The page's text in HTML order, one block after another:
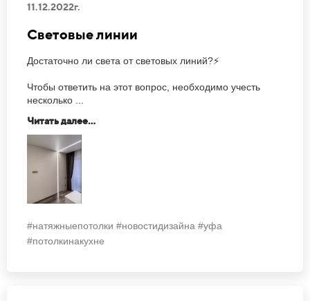
11.12.2022г.
Световые линии
Достаточно ли света от световых линий?⚡
Чтобы ответить на этот вопрос, необходимо учесть
несколько ...
Читать далее...
#натяжныепотолки #новостидизайна #уфа
#потолкинакухне